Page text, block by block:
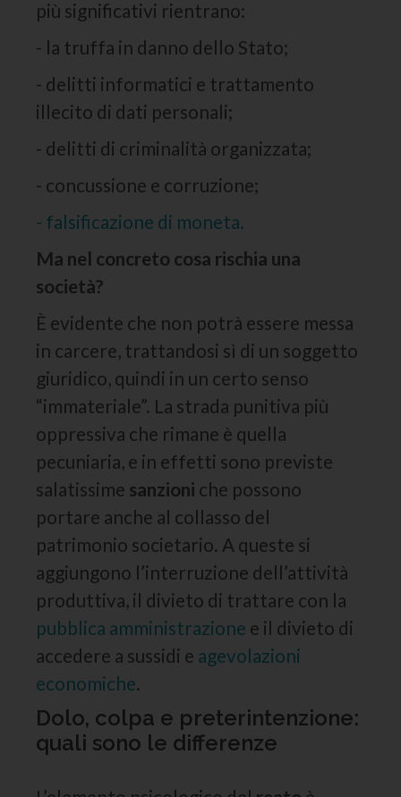
più significativi rientrano:
- la truffa in danno dello Stato;
- delitti informatici e trattamento
illecito di dati personali;
- delitti di criminalità organizzata;
- concussione e corruzione;
- falsificazione di moneta.
Ma nel concreto cosa rischia una
società?
È evidente che non potrà essere messa
in carcere, trattandosi sì di un soggetto
giuridico, quindi in un certo senso
“immateriale”. La strada punitiva più
oppressiva che rimane è quella
pecuniaria, e in effetti sono previste
salatissime sanzioni che possono
portare anche al collasso del
patrimonio societario. A queste si
aggiungono l’interruzione dell’attività
produttiva, il divieto di trattare con la
pubblica amministrazione e il divieto di
accedere a sussidi e agevolazioni
economiche.
Dolo, colpa e preterintenzione:
quali sono le differenze